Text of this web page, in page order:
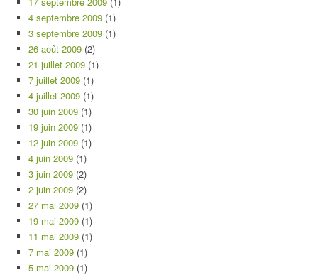
4 septembre 2009 (1)
3 septembre 2009 (1)
26 août 2009 (2)
21 juillet 2009 (1)
7 juillet 2009 (1)
4 juillet 2009 (1)
30 juin 2009 (1)
19 juin 2009 (1)
12 juin 2009 (1)
4 juin 2009 (1)
3 juin 2009 (2)
2 juin 2009 (2)
27 mai 2009 (1)
19 mai 2009 (1)
11 mai 2009 (1)
7 mai 2009 (1)
5 mai 2009 (1)